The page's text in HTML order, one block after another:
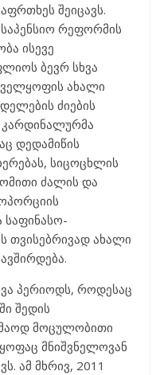
შეიცავს.
რეფორმის
ისევე
ბევრ სხვა
ახალი
ძიების
კარდინალურმა
დედამიწის
სიცოცხლის
ძალის და
თვისებრივად ახალი
პერიოდს, როდესაც
შედის
მოცულობითი
მნიშვნელოვან
ამ მხრივ, 2011